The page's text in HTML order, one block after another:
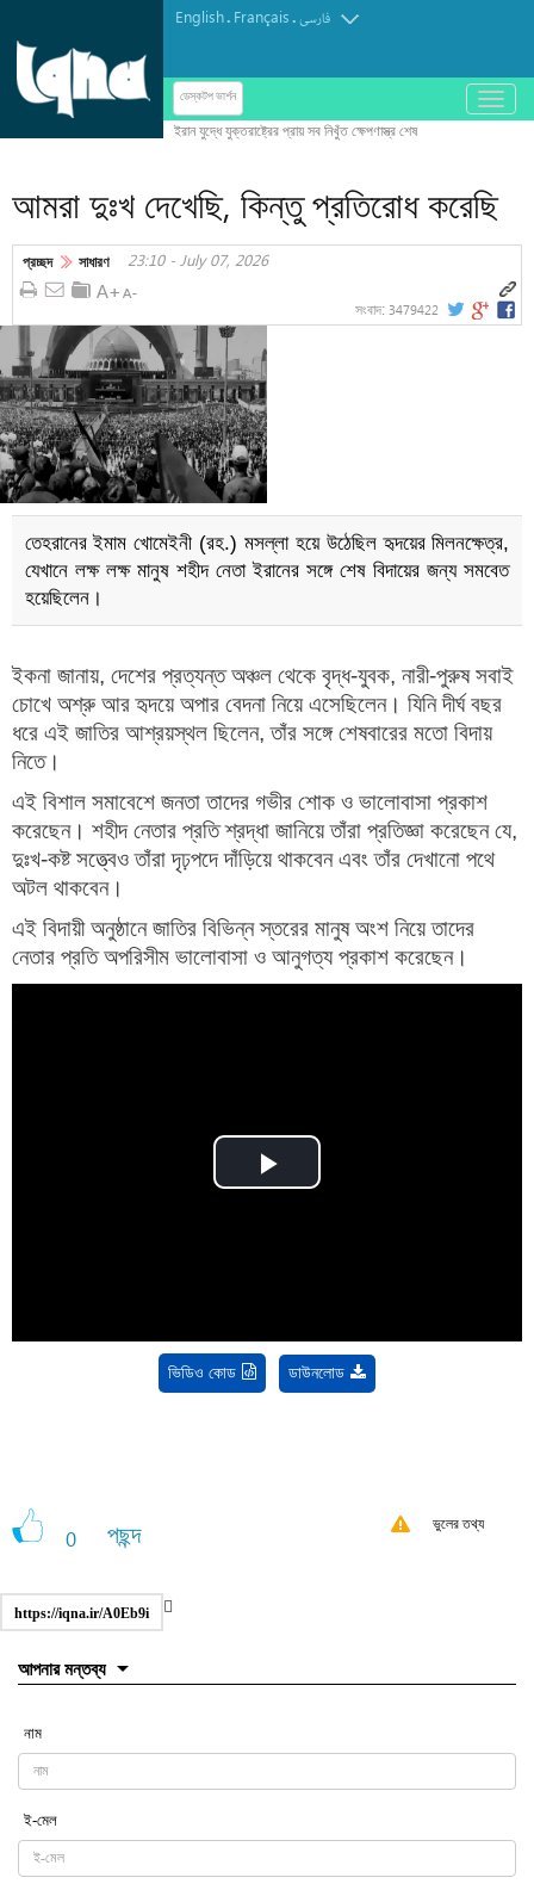
English. Français.فارسی
ডেস্কটপ ভার্শন
باز
و
منو
আমরা দুঃখ দেখেছি, কিন্তু প্রতিরোধ করেছি
প্রচ্ছদ সাধারণ 23:10 - July 07, 2026
সংবাদ: 3479422
তেহরানের ইমাম খোমেইনী (রহ.) মসল্লা হয়ে উঠেছিল হৃদয়ের মিলনক্ষেত্র,
যেখানে লক্ষ লক্ষ মানুষ শহীদ নেতা ইরানের সঙ্গে শেষ বিদায়ের জন্য সমবেত
হয়েছিলেন।
ইকনা জানায়, দেশের প্রত্যন্ত অঞ্চল থেকে বৃদ্ধ-যুবক, নারী-পুরুষ সবাই
চোখে অশ্রু আর হৃদয়ে অপার বেদনা নিয়ে এসেছিলেন। যিনি দীর্ঘ বছর
ধরে এই জাতির আশ্রয়স্থল ছিলেন, তাঁর সঙ্গে শেষবারের মতো বিদায়
নিতে।
এই বিশাল সমাবেশে জনতা তাদের গভীর শোক ও ভালোবাসা প্রকাশ
করেছেন। শহীদ নেতার প্রতি শ্রদ্ধা জানিয়ে তাঁরা প্রতিজ্ঞা করেছেন যে,
দুঃখ-কষ্ট সত্ত্বেও তাঁরা দৃঢ়পদে দাঁড়িয়ে থাকবেন এবং তাঁর দেখানো পথে
অটল থাকবেন।
এই বিদায়ী অনুষ্ঠানে জাতির বিভিন্ন স্তরের মানুষ অংশ নিয়ে তাদের
নেতার প্রতি অপরিসীম ভালোবাসা ও আনুগত্য প্রকাশ করেছেন।
Play
ভিডিও কোড ডাউনলোড
0 পছন্দ ভুলের তথ্য
https://iqna.ir/A0Eb9i
আপনার মন্তব্য
নাম
ই-মেল